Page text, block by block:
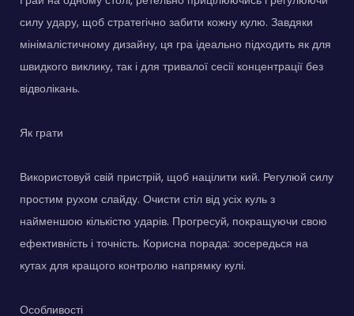
силу удару, щоб стратегічно забити кожну кулю. Завдяки
мінімалістичному дизайну, ця гра ідеально підходить як для
швидкого виклику, так і для тривалої сесії концентрації без
відволікань.
Як грати
Використовуй свій пристрій, щоб націлити кий. Регулюй силу
простим рухом слайду. Очисти стіл від усіх куль з
найменшою кількістю ударів. Прогресуй, покращуючи свою
ефективність і точність. Корисна порада: зосередься на
кутах для кращого контролю напрямку кулі.
Особливості